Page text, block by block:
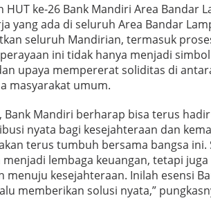
ke-26 Bank Mandiri Area Bandar
yang ada di seluruh Area Bandar
seluruh Mandirian, termasuk
ini tidak hanya menjadi
upaya mempererat soliditas di
masyarakat umum.
Mandiri berharap bisa terus
nyata bagi kesejahteraan dan
terus tumbuh bersama bangsa ini.
lembaga keuangan, tetapi
menuju kesejahteraan. Inilah esensi
memberikan solusi nyata,”